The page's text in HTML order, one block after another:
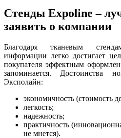
Стенды Expoline –
заявить о компании
Благодаря тканевым
информации легко достигает
покупателя эффектным
запоминается. Достоинства
Эксполайн:
экономичность (стоимость
легкость;
надежность;
практичность
не мнется).